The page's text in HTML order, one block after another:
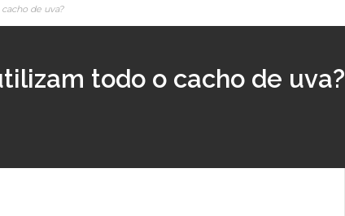
de uva?
todo o cacho de uva?